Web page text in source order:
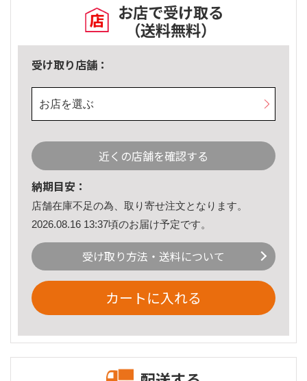
お店で受け取る
（送料無料）
受け取り店舗：
お店を選ぶ
近くの店舗を確認する
納期目安：
店舗在庫不足の為、取り寄せ注文となります。
2026.08.16 13:37頃のお届け予定です。
受け取り方法・送料について
カートに入れる